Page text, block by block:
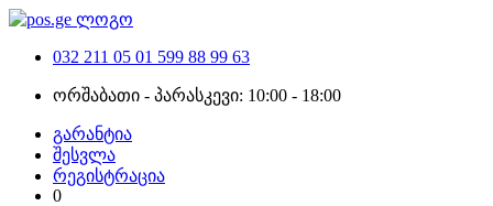
032 211 05 01 599 88 99 63
ორშაბათი - პარასკევი: 10:00 - 18:00
გარანტია
შესვლა
რეგისტრაცია
0